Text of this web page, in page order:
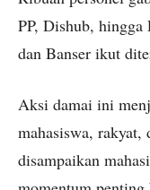
PP, Dishub, hingga
dan Banser ikut
Aksi damai ini
mahasiswa,
disampaikan